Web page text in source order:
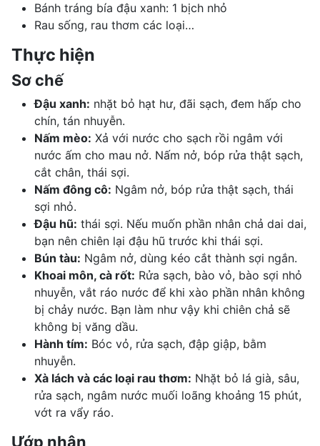
Bánh tráng bía đậu xanh: 1 bịch nhỏ
Rau sống, rau thơm các loại…
Thực hiện
Sơ chế
Đậu xanh: nhặt bỏ hạt hư, đãi sạch, đem hấp cho
chín, tán nhuyễn.
Nấm mèo: Xả với nước cho sạch rồi ngâm với
nước ấm cho mau nở. Nấm nở, bóp rửa thật sạch,
cắt chân, thái sợi.
Nấm đông cô: Ngâm nở, bóp rửa thật sạch, thái
sợi nhỏ.
Đậu hũ: thái sợi. Nếu muốn phần nhân chả dai dai,
bạn nên chiên lại đậu hũ trước khi thái sợi.
Bún tàu: Ngâm nở, dùng kéo cắt thành sợi ngắn.
Khoai môn, cà rốt: Rửa sạch, bào vỏ, bào sợi nhỏ
nhuyễn, vắt ráo nước để khi xào phần nhân không
bị chảy nước. Bạn làm như vậy khi chiên chả sẽ
không bị văng dầu.
Hành tím: Bóc vỏ, rửa sạch, đập giập, bằm
nhuyễn.
Xà lách và các loại rau thơm: Nhặt bỏ lá già, sâu,
rửa sạch, ngâm nước muối loãng khoảng 15 phút,
vớt ra vẩy ráo.
Ướp nhân